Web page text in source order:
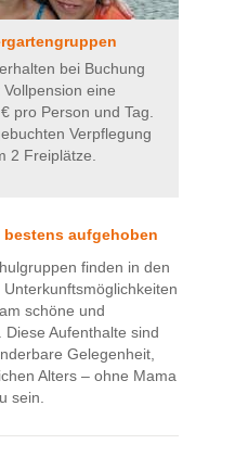
bei Buchung
eine
pro Person und Tag.
Verpflegung
2 Freiplätze.
aufgehoben
finden in den
schöne und
Aufenthalte sind
Gelegenheit,
Alters – ohne Mama
sein.